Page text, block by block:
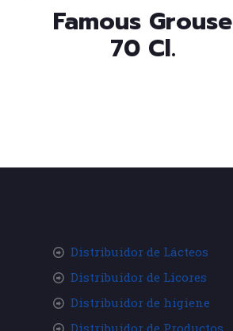
Famous Grouse
70 Cl.
Distribuidor de Lácteos
Distribuidor de Licores
Distribuidor de higiene
Distribuidor de Productos